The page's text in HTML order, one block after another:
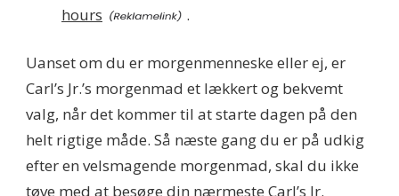
hours
.
Uanset om du er morgenmenneske eller ej, er
Carl’s Jr.’s morgenmad et lækkert og bekvemt
valg, når det kommer til at starte dagen på den
helt rigtige måde. Så næste gang du er på udkig
efter en velsmagende morgenmad, skal du ikke
tøve med at besøge din nærmeste Carl’s Jr.